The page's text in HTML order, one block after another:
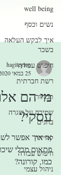
well being
נשים וכסף
איך לבקש העלאה
בשכר
חיפוש עבודה
רשת חברתית
תמחור
שמירה על שגרה
בחגים
קריירה
חיפוש עבודה
ניהול עצמי
hagiteylon
מי הם
עסקי?
אז איך אפשר
פתאום מבלי